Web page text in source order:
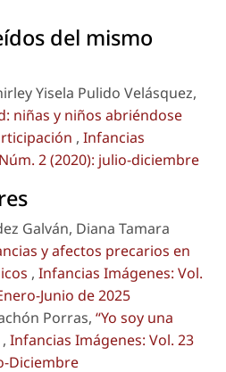
del mismo
Yisela Pulido Velásquez,
niñas y niños abriéndose
, Infancias
2 (2020): julio-diciembre
Galván, Diana Tamara
y afectos precarios en
, Infancias Imágenes: Vol.
Junio de 2025
Porras, “Yo soy una
, Infancias Imágenes: Vol. 23
Diciembre